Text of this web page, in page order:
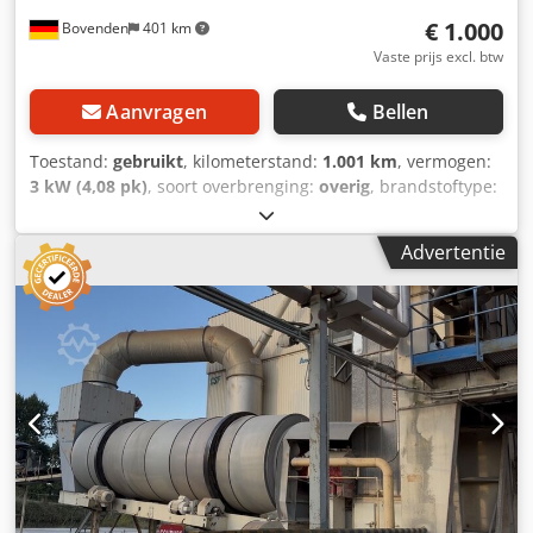
Bovenden 401 km € 1.000
Vaste prijs excl. btw
Aanvragen Bellen
Toestand: gebruikt, kilometerstand: 1.001 km, vermogen:
3 kW (4,08 pk), soort overbrenging: overig, brandstoftype:
, leeggewicht:
01/2006, Bouwjaar:2006, bestuurderscabine:overig,
Voertuiglocatie: Bovenden, Hatz dieselmotor! Accessoire-
informatie zonder garantie, wijzigingen, tussentijdse
verkoop en vergissingen voorbehouden! Codpfexy Sw Ssx
Am Eerf
Advertentie